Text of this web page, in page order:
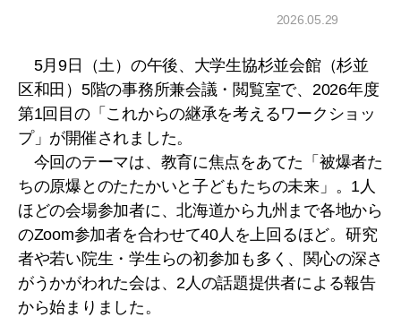
2026.05.29
5月9日（土）の午後、大学生協杉並会館（杉並
区和田）5階の事務所兼会議・閲覧室で、2026年度
第1回目の「これからの継承を考えるワークショッ
プ」が開催されました。
今回のテーマは、教育に焦点をあてた「被爆者た
ちの原爆とのたたかいと子どもたちの未来」。1人
ほどの会場参加者に、北海道から九州まで各地から
のZoom参加者を合わせて40人を上回るほど。研究
者や若い院生・学生らの初参加も多く、関心の深さ
がうかがわれた会は、2人の話題提供者による報告
から始まりました。